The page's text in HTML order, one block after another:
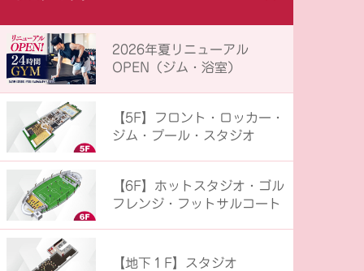
2026年夏リニューアル
OPEN（ジム・浴室）
【5F】フロント・ロッカー・
ジム・プール・スタジオ
【6F】ホットスタジオ・ゴル
フレンジ・フットサルコート
【地下１F】スタジオ